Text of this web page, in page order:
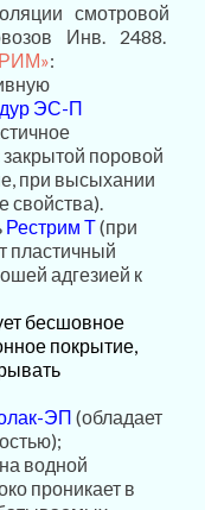
смотровой
Инв. 2488.
:
ЭС-П
поровой
при высыхании
свойства).
Рестрим Т(при
пластичный
адгезией к
бесшовное
покрытие,
ЭП (обладает
водной
проникает в